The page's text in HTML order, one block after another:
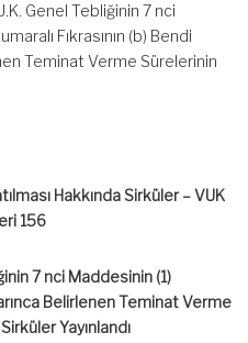
Genel Tebliğinin 7 nci
Fıkrasının (b) Bendi
Teminat Verme Sürelerinin
Hakkında Sirküler – VUK
156
7 nci Maddesinin (1)
Belirlenen Teminat Verme
Yayınlandı